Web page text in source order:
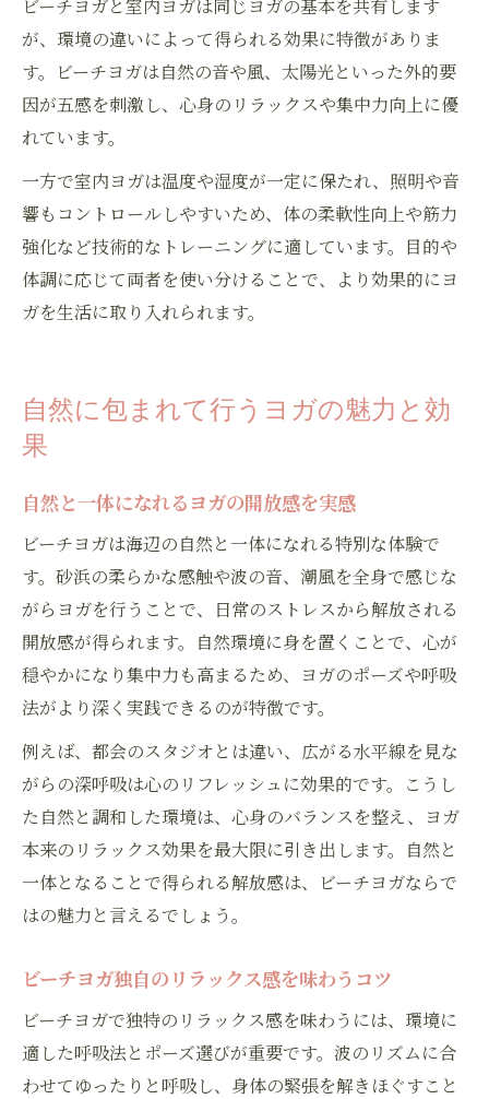
ビーチヨガと室内ヨガは同じヨガの基本を共有します
が、環境の違いによって得られる効果に特徴がありま
す。ビーチヨガは自然の音や風、太陽光といった外的要
因が五感を刺激し、心身のリラックスや集中力向上に優
れています。
一方で室内ヨガは温度や湿度が一定に保たれ、照明や音
響もコントロールしやすいため、体の柔軟性向上や筋力
強化など技術的なトレーニングに適しています。目的や
体調に応じて両者を使い分けることで、より効果的にヨ
ガを生活に取り入れられます。
自然に包まれて行うヨガの魅力と効
果
自然と一体になれるヨガの開放感を実感
ビーチヨガは海辺の自然と一体になれる特別な体験で
す。砂浜の柔らかな感触や波の音、潮風を全身で感じな
がらヨガを行うことで、日常のストレスから解放される
開放感が得られます。自然環境に身を置くことで、心が
穏やかになり集中力も高まるため、ヨガのポーズや呼吸
法がより深く実践できるのが特徴です。
例えば、都会のスタジオとは違い、広がる水平線を見な
がらの深呼吸は心のリフレッシュに効果的です。こうし
た自然と調和した環境は、心身のバランスを整え、ヨガ
本来のリラックス効果を最大限に引き出します。自然と
一体となることで得られる解放感は、ビーチヨガならで
はの魅力と言えるでしょう。
ビーチヨガ独自のリラックス感を味わうコツ
ビーチヨガで独特のリラックス感を味わうには、環境に
適した呼吸法とポーズ選びが重要です。波のリズムに合
わせてゆったりと呼吸し、身体の緊張を解きほぐすこと